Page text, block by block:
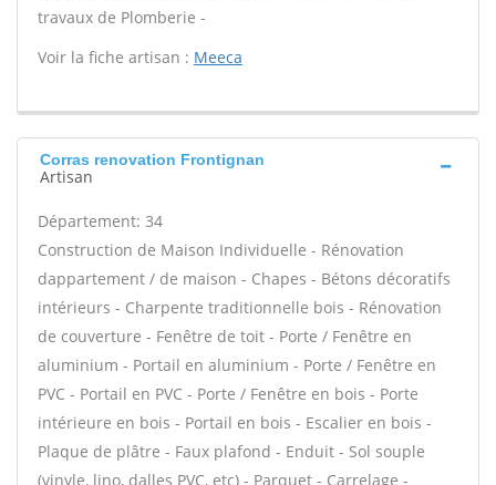
travaux de Plomberie -
Voir la fiche artisan : Meeca
Corras renovation Frontignan
Artisan
Département: 34
Construction de Maison Individuelle - Rénovation
dappartement / de maison - Chapes - Bétons décoratifs
intérieurs - Charpente traditionnelle bois - Rénovation
de couverture - Fenêtre de toit - Porte / Fenêtre en
aluminium - Portail en aluminium - Porte / Fenêtre en
PVC - Portail en PVC - Porte / Fenêtre en bois - Porte
intérieure en bois - Portail en bois - Escalier en bois -
Plaque de plâtre - Faux plafond - Enduit - Sol souple
(vinyle, lino, dalles PVC, etc) - Parquet - Carrelage -